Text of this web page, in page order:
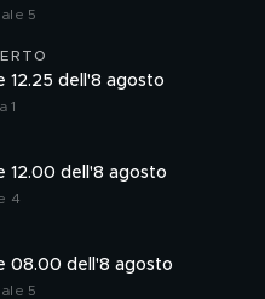
5
12.25 dell'8 agosto
1
12.00 dell'8 agosto
4
08.00 dell'8 agosto
5